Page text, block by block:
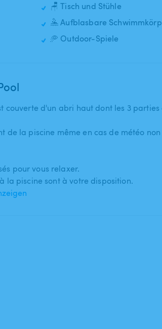
🪑 Tisch und Stühle
🤽 Aufblasbare
🥏 Outdoor-Spiele
couverte d'un abri haut dont les 3 parties
de la piscine même en cas de météo non
pour vous relaxer.
la piscine sont à votre disposition.